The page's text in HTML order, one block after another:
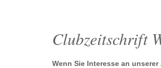
Clubzeitschrift
Wenn Sie Interesse an